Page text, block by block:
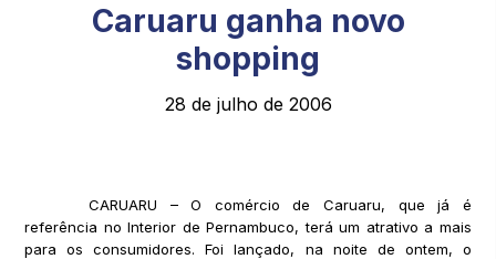
Caruaru ganha novo
shopping
28 de julho de 2006
CARUARU – O comércio de Caruaru, que já é
referência no Interior de Pernambuco, terá um atrativo a mais
para os consumidores. Foi lançado, na noite de ontem, o